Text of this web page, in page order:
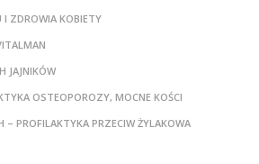
I ZDROWIA KOBIETY
JAJNIKÓW
OSTEOPOROZY, MOCNE KOŚCI
– PROFILAKTYKA PRZECIW ŻYLAKOWA